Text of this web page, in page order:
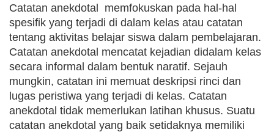
Catatan anekdotal memfokuskan pada hal-hal
spesifik yang terjadi di dalam kelas atau catatan
tentang aktivitas belajar siswa dalam pembelajaran.
Catatan anekdotal mencatat kejadian didalam kelas
secara informal dalam bentuk naratif. Sejauh
mungkin, catatan ini memuat deskripsi rinci dan
lugas peristiwa yang terjadi di kelas. Catatan
anekdotal tidak memerlukan latihan khusus. Suatu
catatan anekdotal yang baik setidaknya memiliki